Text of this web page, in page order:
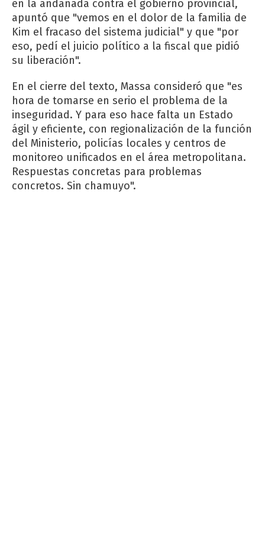
en la andanada contra el gobierno provincial,
apuntó que "vemos en el dolor de la familia de
Kim el fracaso del sistema judicial" y que "por
eso, pedí el juicio político a la fiscal que pidió
su liberación".
En el cierre del texto, Massa consideró que "es
hora de tomarse en serio el problema de la
inseguridad. Y para eso hace falta un Estado
ágil y eficiente, con regionalización de la función
del Ministerio, policías locales y centros de
monitoreo unificados en el área metropolitana.
Respuestas concretas para problemas
concretos. Sin chamuyo".